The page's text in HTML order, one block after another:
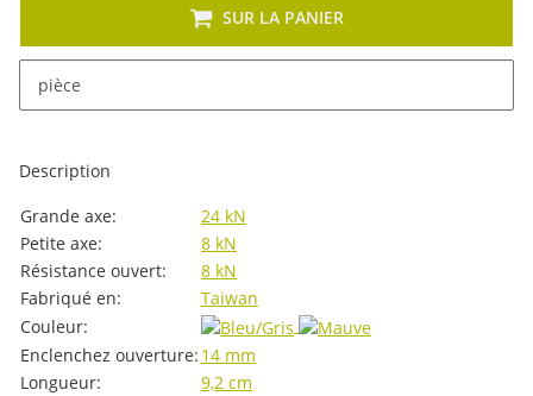
pièce
SUR LA PANIER
Cet article se décline en plusieurs variantes. Veuillez
sélectionner la variante de votre choix.
Description
#productDetails.itemInformation#
#productDetails.itemValue#
Grande axe:
24 kN
Petite axe:
8 kN
Résistance ouvert:
8 kN
Fabriqué en:
Taiwan
Couleur:
Enclenchez ouverture: 14 mm
Longueur:
9,2 cm